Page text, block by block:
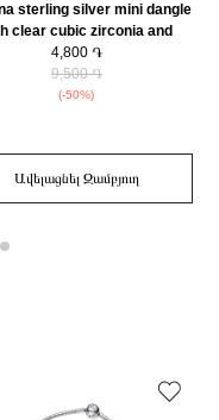
sterling silver mini dangle
clear cubic zirconia and
enamel/ 799673C01
4,800 ֏
9,500 ֏
(-50%)
Ավելացնել Զամբյուղ